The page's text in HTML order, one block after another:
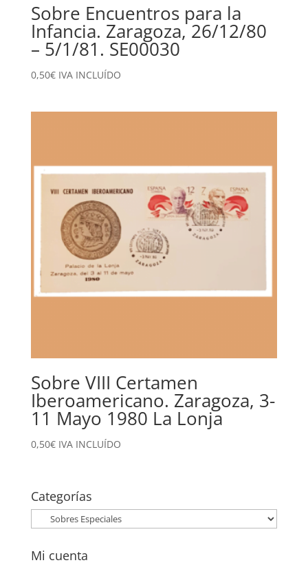
Sobre Encuentros para la
Infancia. Zaragoza, 26/12/80
– 5/1/81. SE00030
0,50€ IVA INCLUÍDO
Sobre VIII Certamen
Iberoamericano. Zaragoza, 3-
11 Mayo 1980 La Lonja
0,50€ IVA INCLUÍDO
Categorías
Mi cuenta